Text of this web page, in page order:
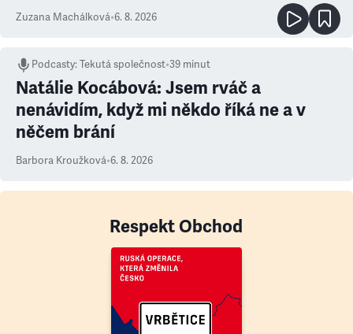
Zuzana Machálková•6. 8. 2026
Podcasty:Tekutá společnost•39 minut
Natálie Kocábová: Jsem rváč a
nenávidím, když mi někdo říká ne a v
něčem brání
Barbora Kroužková•6. 8. 2026
Respekt Obchod